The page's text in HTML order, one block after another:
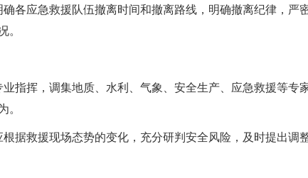
应急救援队伍撤离时间和撤离路线，明确撤离纪律，严
。
挥，调集地质、水利、气象、安全生产、应急救援等专
。
救援现场态势的变化，充分研判安全风险，及时提出调